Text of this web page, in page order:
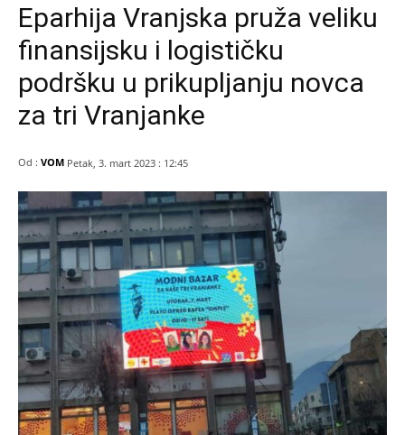
Eparhija Vranjska pruža veliku
finansijsku i logističku
podršku u prikupljanju novca
za tri Vranjanke
Od : VOM Petak, 3. mart 2023 : 12:45